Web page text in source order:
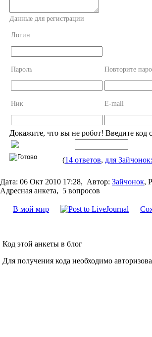
Данные для регистрации
Логин
Пароль Повторите
Ник E-mail
Докажите, что вы не робот! Введите код
(14 ответов, для
Дата: 06 Окт 2010 17:28, Автор: Зайчонок,
Адресная анкета, 5 вопросов
В мой мир
Код этой анкеты в блог
Для получения кода необходимо